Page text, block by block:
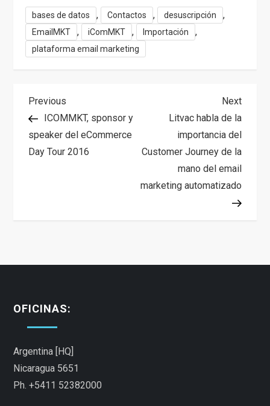
bases de datos , Contactos , desuscripción ,
EmailMKT , iComMKT , Importación ,
plataforma email marketing
N
a
v
i
ó
n
d
Previous
Post
Previous
ICOMMKT, sponsor y
speaker del eCommerce
Day Tour 2016
Next
Post
Next
Litvac habla de la
importancia del
Customer Journey de la
mano del email
marketing automatizado
OFICINAS:
Argentina [HQ]
Nicaragua 5651
Ph. +5411 52382000